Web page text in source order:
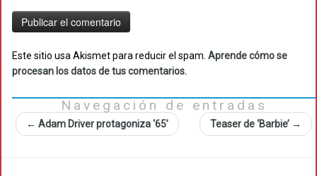
Este sitio usa Akismet para reducir el spam. Aprende cómo se
procesan los datos de tus comentarios.
Navegación de entradas
← Adam Driver protagoniza ‘65’ Teaser de ‘Barbie’ →